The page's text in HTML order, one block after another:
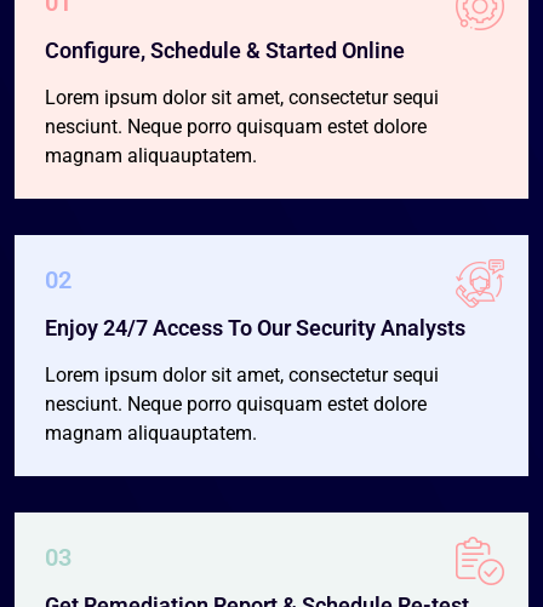
Configure, Schedule & Started Online
Lorem ipsum dolor sit amet, consectetur sequi
nesciunt. Neque porro quisquam estet dolore
magnam aliquauptatem.
02
Enjoy 24/7 Access To Our Security Analysts
Lorem ipsum dolor sit amet, consectetur sequi
nesciunt. Neque porro quisquam estet dolore
magnam aliquauptatem.
03